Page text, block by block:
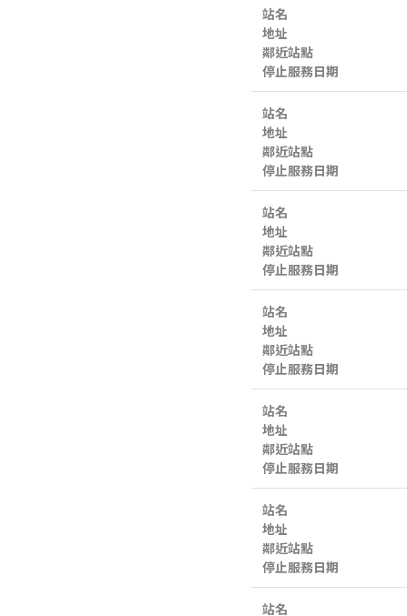
站名
地址
鄰近站點
停止服務日期
站名
地址
鄰近站點
停止服務日期
站名
地址
鄰近站點
停止服務日期
站名
地址
鄰近站點
停止服務日期
站名
地址
鄰近站點
停止服務日期
站名
地址
鄰近站點
停止服務日期
站名